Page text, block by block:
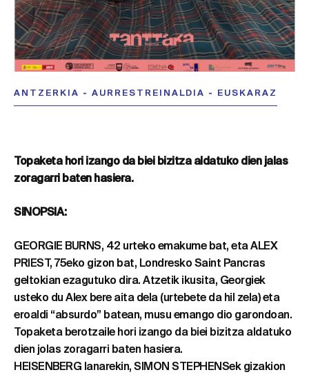
ANTZERKIA - AURRESTREINALDIA - EUSKARAZ
Topaketa hori izango da biei bizitza aldatuko dien jalas
zoragarri baten hasiera.
SINOPSIA:
GEORGIE BURNS, 42 urteko emakume bat, eta ALEX
PRIEST, 75eko gizon bat, Londresko Saint Pancras
geltokian ezagutuko dira. Atzetik ikusita, Georgiek
usteko du Alex bere aita dela (urtebete da hil zela) eta
eroaldi “absurdo” batean, musu emango dio garondoan.
Topaketa berotzaile hori izango da biei bizitza aldatuko
dien jolas zoragarri baten hasiera.
HEISENBERG lanarekin, SIMON STEPHENSek gizakion